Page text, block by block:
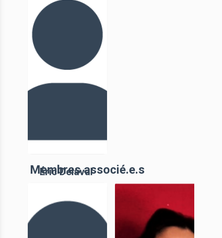
ATER Histoire
Antique-
Éric Delaval
en chef du
patrimoine
Membres associé.e.s